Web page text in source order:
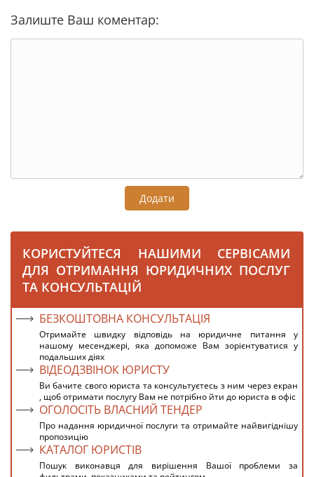
Залиште Ваш коментар:
Додати
КОРИСТУЙТЕСЯ НАШИМИ СЕРВІСАМИ
ДЛЯ ОТРИМАННЯ ЮРИДИЧНИХ ПОСЛУГ
ТА КОНСУЛЬТАЦІЙ
БЕЗКОШТОВНА КОНСУЛЬТАЦІЯ
Отримайте швидку відповідь на юридичне питання у
нашому месенджері, яка допоможе Вам зорієнтуватися у
подальших діях
ВІДЕОДЗВІНОК ЮРИСТУ
Ви бачите свого юриста та консультуєтесь з ним через екран
, щоб отримати послугу Вам не потрібно йти до юриста в офіс
ОГОЛОСІТЬ ВЛАСНИЙ ТЕНДЕР
Про надання юридичної послуги та отримайте найвигіднішу
пропозицію
КАТАЛОГ ЮРИСТІВ
Пошук виконавця для вирішення Вашої проблеми за